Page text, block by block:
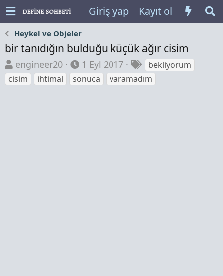
Giriş yap Kayıt ol
Heykel ve Objeler
bir tanıdığın bulduğu küçük ağır cisim
K
o
n
engineer20
B
a
ş
1 Eyl 2017
E
t
i
bekliyorum
cisim
ihtimal sonuca varamadım